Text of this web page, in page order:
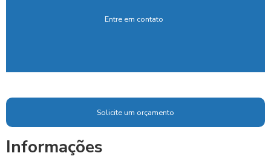
Entre em contato
Solicite um orçamento
Informações